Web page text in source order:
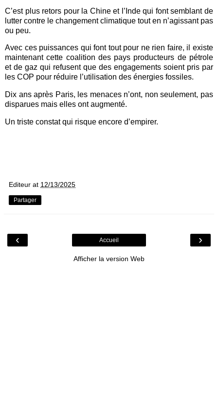
C’est plus retors pour la Chine et l’Inde qui font semblant de
lutter contre le changement climatique tout en n’agissant pas
ou peu.
Avec ces puissances qui font tout pour ne rien faire, il existe
maintenant cette coalition des pays producteurs de pétrole
et de gaz qui refusent que des engagements soient pris par
les COP pour réduire l’utilisation des énergies fossiles.
Dix ans après Paris, les menaces n’ont, non seulement, pas
disparues mais elles ont augmenté.
Un triste constat qui risque encore d’empirer.
Editeur at 12/13/2025
Partager
‹ ›
Accueil
Afficher la version Web